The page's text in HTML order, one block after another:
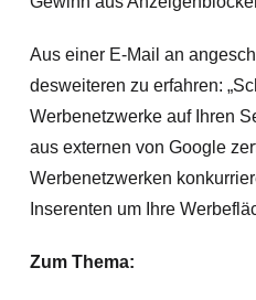
Aus einer E-Mail an
desweiteren zu erfahren:
Werbenetzwerke auf Ihren
aus externen von Google
Werbenetzwerken
Inserenten um Ihre
Zum Thema: